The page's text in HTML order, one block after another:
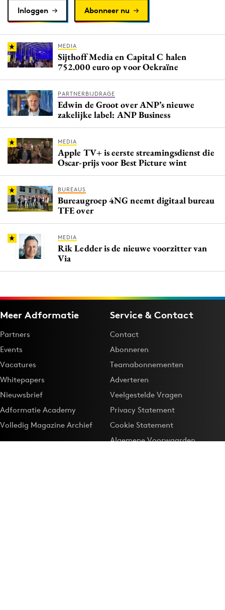
Reputatie & crisis
Inloggen Abonneer nu
MEDIA
Sijthoff Media en Capital C halen
752.000 euro op voor Oekraïne
PARTNERBIJDRAGE
Edwin de Groot over ANP’s nieuwe
zakelijke label: ANP Business
MEDIA
Apple TV+ is eerste streamingsdienst die
Oscar-prijs voor Best Picture wint
BUREAUS
Bureaugroep 4NG neemt digitaal bureau
TFE over
MEDIA
Rik Ledder is de nieuwe voorzitter van
Via
Meer Adformatie
Partners
Events
Vacatures
Whitepapers
Nieuwsbrief
Adformatie Academy
Volledig Magazine Archief
Service & Contact
Contact
Abonneren
Teamabonnementen
Adverteren
Veelgestelde Vragen
Privacy Statement
Cookie Statement
Algemene Voorwaarden